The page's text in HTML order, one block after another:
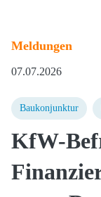
Meldungen
07.07.2026
Baukonjunktur
KfW-